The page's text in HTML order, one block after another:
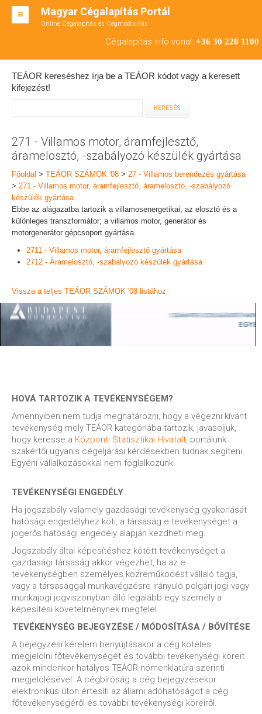
Magyar Cégalapítás Portál
Online Cégalapítás és Cégmódosítás
Cégalapítás info vonal: +36 30 220 1100
BT ALAPÍTÁS
RT ALAPÍTÁS
TEÁOR SZÁMOK '08
KAPCSOLAT
IRODÁK
TEÁOR kereséshez írja be a TEÁOR kódot vagy a keresett
kifejezést!
271 - Villamos motor, áramfejlesztő,
áramelosztó, -szabályozó készülék gyártása
Főoldal > TEÁOR SZÁMOK '08 > 27 - Villamos berendezés gyártása
> 271 - Villamos motor, áramfejlesztő, áramelosztó, -szabályozó
készülék gyártása
Ebbe az alágazatba tartozik a villamosenergetikai, az elosztó és a
különleges transzformátor; a villamos motor, generátor és
motorgenerátor gépcsoport gyártása.
2711 - Villamos motor, áramfejlesztő gyártása
2712 - Áramelosztó, -szabályozó készülék gyártása
Vissza a teljes TEÁOR SZÁMOK '08 listához
HOVÁ TARTOZIK A TEVÉKENYSÉGEM?
Amennyiben nem tudja meghatározni, hogy a végezni kívánt
tevékenység mely TEÁOR kategóriába tartozik, javasoljuk,
hogy keresse a Központi Statisztikai Hivatalt , portálunk
szakértői ugyanis cégeljárási kérdésekben tudnak segíteni.
Egyéni vállalkozásokkal nem foglalkozunk.
TEVÉKENYSÉGI ENGEDÉLY
Ha jogszabály valamely gazdasági tevékenység gyakorlását
hatósági engedélyhez köti, a társaság e tevékenységet a
jogerős hatósági engedély alapján kezdheti meg.
Jogszabály által képesítéshez kötött tevékenységet a
gazdasági társaság akkor végezhet, ha az e
tevékenységben személyes közreműködést vállaló tagja,
vagy a társasággal munkavégzésre irányuló polgári jogi vagy
munkajogi jogviszonyban álló legalább egy személy a
képesítési követelménynek megfelel.
TEVÉKENYSÉG BEJEGYZÉSE / MÓDOSÍTÁSA / BŐVÍTÉSE
A bejegyzési kérelem benyújtásakor a cég köteles
megjelölni főtevékenységét és további tevékenységi köreit
azok mindenkor hatályos TEÁOR nómenklatúra szerinti
megjelölésével. A cégbíróság a cég bejegyzésekor
elektronikus úton értesíti az állami adóhatóságot a cég
főtevékenységéről és további tevékenységi köreiről.